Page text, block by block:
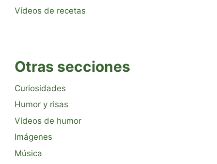
Vídeos de recetas
Otras secciones
Curiosidades
Humor y risas
Vídeos de humor
Imágenes
Música